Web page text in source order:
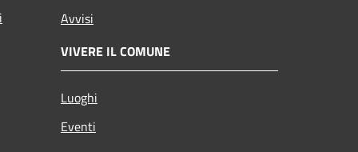
Avvisi
VIVERE IL COMUNE
Luoghi
Eventi